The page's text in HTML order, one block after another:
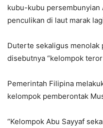
kubu-kubu persembunyian
penculikan di laut marak
Duterte sekaligus menolak
disebutnya “kelompok teror
Pemerintah Filipina
kelompok pemberontak
“Kelompok Abu Sayyaf